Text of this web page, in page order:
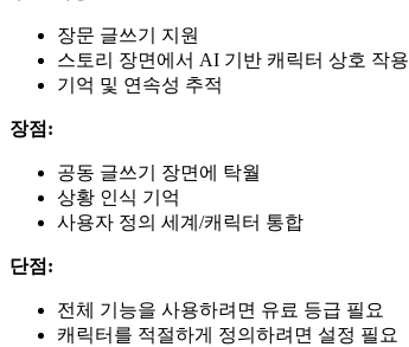
장문 글쓰기 지원
스토리 장면에서 AI 기반 캐릭터 상호 작용
기억 및 연속성 추적
장점:
공동 글쓰기 장면에 탁월
상황 인식 기억
사용자 정의 세계/캐릭터 통합
단점:
전체 기능을 사용하려면 유료 등급 필요
캐릭터를 적절하게 정의하려면 설정 필요